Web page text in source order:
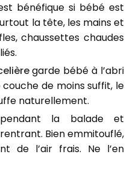
bénéfique si bébé est
la tête, les mains et
chaussettes chaudes
garde bébé à l’abri
de moins suffit, le
naturellement.
la balade et
Bien emmitouflé,
de l’air frais. Ne l’en